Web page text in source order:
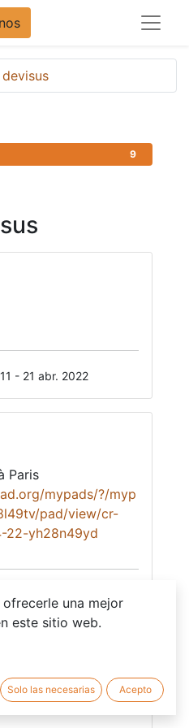
devisus
9
- 21 abr. 2022
Paris
mypads/?/myp
pad/view/cr-
22-yh28n49yd
10:00 - 21 abr. 2022
una mejor
este sitio web.
Solo las necesarias Acepto